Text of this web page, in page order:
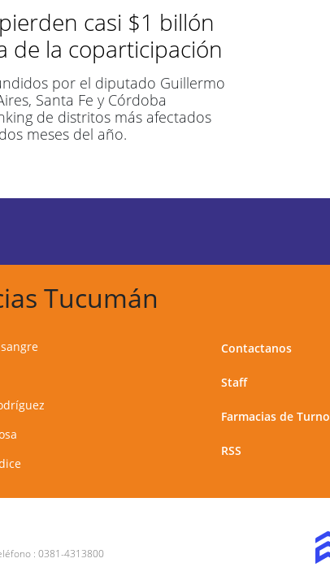
casi $1 billón
de la coparticipación
por el diputado Guillermo
Santa Fe y Córdoba
de distritos más afectados
meses del año.
Tucumán
Contactanos
Staff
Farmacias de Turno
RSS
: 0381-4313800